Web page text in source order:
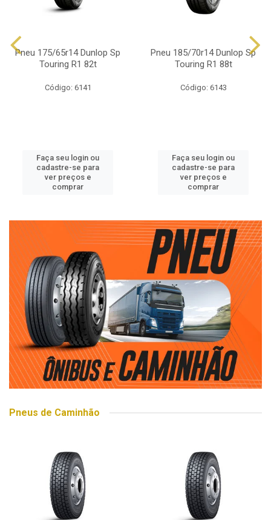
Pneu 175/65r14 Dunlop Sp
Touring R1 82t
Código: 6141
Faça seu login ou
cadastre-se para
ver preços e
comprar
Pneu 185/70r14 Dunlop Sp
Touring R1 88t
Código: 6143
Faça seu login ou
cadastre-se para
ver preços e
comprar
Pneus de Caminhão